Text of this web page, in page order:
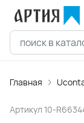
Главная
Артикул 10-